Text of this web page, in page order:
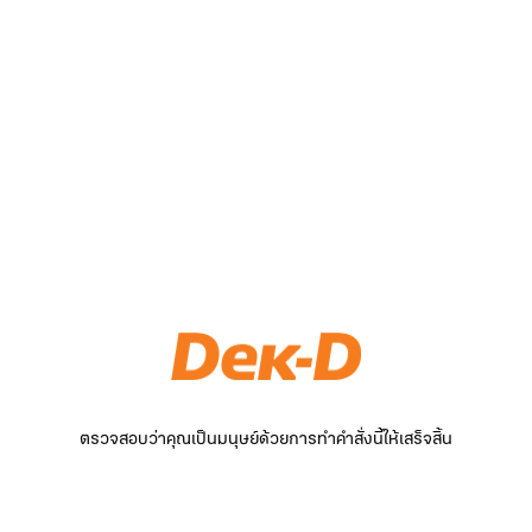
ตรวจสอบว่าคุณเป็นมนุษย์ด้วยการทำคำสั่งนี้ให้เสร็จสิ้น